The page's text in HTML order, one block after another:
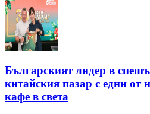
Българският лидер в
китайския пазар с едни от
кафе в света